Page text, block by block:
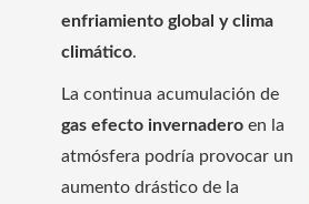
enfriamiento global y clima
climático.
La continua acumulación de
gas efecto invernadero en la
atmósfera podría provocar un
aumento drástico de la